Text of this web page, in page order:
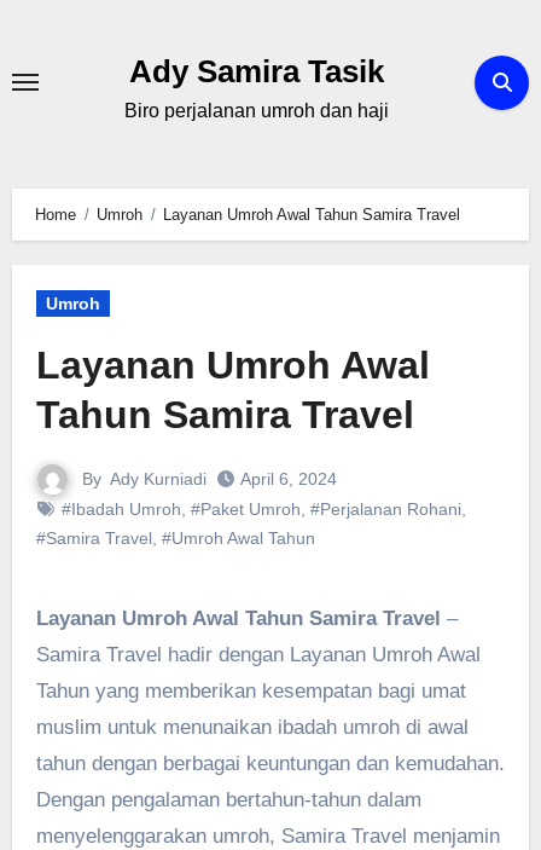
content
Ady Samira Tasik
Biro perjalanan umroh dan haji
Home Umroh Layanan Umroh Awal Tahun Samira Travel
Umroh
Layanan Umroh Awal
Tahun Samira Travel
By Ady Kurniadi
April 6, 2024
#Ibadah Umroh, #Paket Umroh, #Perjalanan Rohani,
#Samira Travel, #Umroh Awal Tahun
Layanan Umroh Awal Tahun Samira Travel –
Samira Travel hadir dengan Layanan Umroh Awal
Tahun yang memberikan kesempatan bagi umat
muslim untuk menunaikan ibadah umroh di awal
tahun dengan berbagai keuntungan dan kemudahan.
Dengan pengalaman bertahun-tahun dalam
menyelenggarakan umroh, Samira Travel menjamin